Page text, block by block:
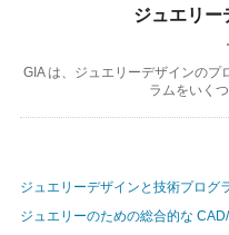
ジュエリー
GIA は、ジュエリーデザインの
ラムをいく
ジュエリーデザインと技術プログ
ジュエリーのための総合的な